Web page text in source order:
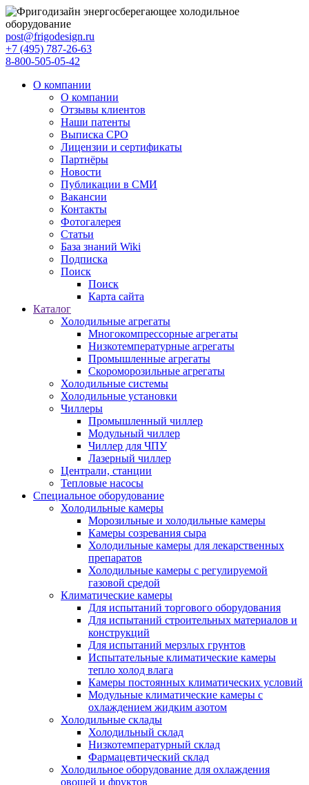
post@frigodesign.ru
+7 (495) 787-26-63
8-800-505-05-42
О компании
О компании
Отзывы клиентов
Наши патенты
Выписка СРО
Лицензии и сертификаты
Партнёры
Новости
Публикации в СМИ
Вакансии
Контакты
Фотогалерея
Статьи
База знаний Wiki
Подписка
Поиск
Поиск
Карта сайта
Каталог
Холодильные агрегаты
Многокомпрессорные агрегаты
Низкотемпературные агрегаты
Промышленные агрегаты
Скороморозильные агрегаты
Холодильные системы
Холодильные установки
Чиллеры
Промышленный чиллер
Модульный чиллер
Чиллер для ЧПУ
Лазерный чиллер
Централи, станции
Тепловые насосы
Специальное оборудование
Холодильные камеры
Морозильные и холодильные камеры
Камеры созревания сыра
Холодильные камеры для лекарственных
препаратов
Холодильные камеры с регулируемой
газовой средой
Климатические камеры
Для испытаний торгового оборудования
Для испытаний строительных материалов и
конструкций
Для испытаний мерзлых грунтов
Испытательные климатические камеры
тепло холод влага
Камеры постоянных климатических условий
Модульные климатические камеры с
охлаждением жидким азотом
Холодильные склады
Холодильный склад
Низкотемпературный склад
Фармацевтический склад
Холодильное оборудование для охлаждения
овощей и фруктов